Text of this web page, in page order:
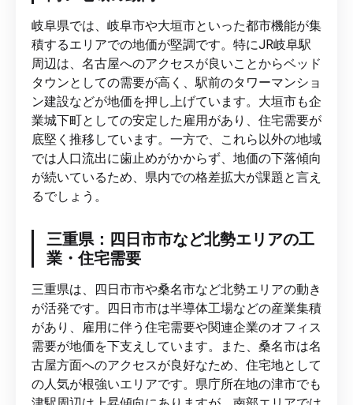
岐阜県では、岐阜市や大垣市といった都市機能が集
積するエリアでの地価が堅調です。特にJR岐阜駅
周辺は、名古屋へのアクセスが良いことからベッド
タウンとしての需要が高く、駅前のタワーマンショ
ン建設などが地価を押し上げています。大垣市も企
業城下町としての安定した雇用があり、住宅需要が
底堅く推移しています。一方で、これら以外の地域
では人口流出に歯止めがかからず、地価の下落傾向
が続いているため、県内での格差拡大が課題と言え
るでしょう。
三重県：四日市市など北勢エリアの工
業・住宅需要
三重県は、四日市市や桑名市など北勢エリアの動き
が活発です。四日市市は半導体工場などの産業集積
があり、雇用に伴う住宅需要や関連企業のオフィス
需要が地価を下支えしています。また、桑名市は名
古屋方面へのアクセスが良好なため、住宅地として
の人気が根強いエリアです。県庁所在地の津市でも